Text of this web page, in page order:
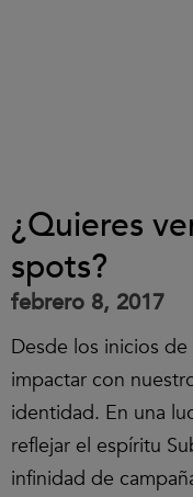
¿Quieres
spots?
febrero 8, 2017
Desde los inicios
impactar con
identidad. En una
reflejar el espíritu
infinidad de